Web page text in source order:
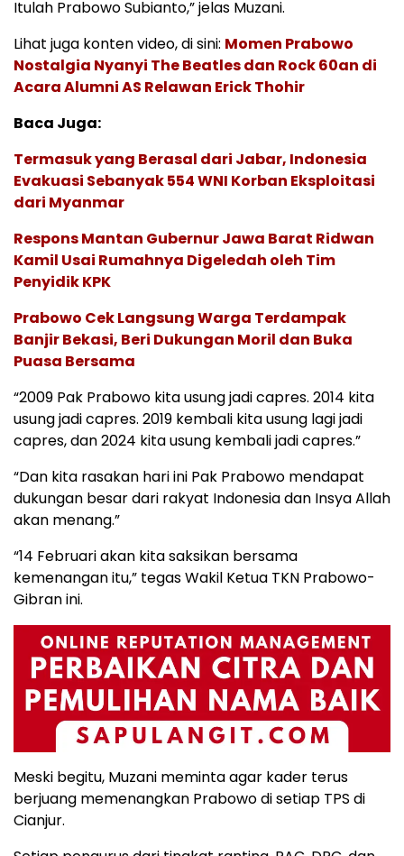
Itulah Prabowo Subianto,” jelas Muzani.
Lihat juga konten video, di sini: Momen Prabowo
Nostalgia Nyanyi The Beatles dan Rock 60an di
Acara Alumni AS Relawan Erick Thohir
Baca Juga:
Termasuk yang Berasal dari Jabar, Indonesia
Evakuasi Sebanyak 554 WNI Korban Eksploitasi
dari Myanmar
Respons Mantan Gubernur Jawa Barat Ridwan
Kamil Usai Rumahnya Digeledah oleh Tim
Penyidik KPK
Prabowo Cek Langsung Warga Terdampak
Banjir Bekasi, Beri Dukungan Moril dan Buka
Puasa Bersama
“2009 Pak Prabowo kita usung jadi capres. 2014 kita
usung jadi capres. 2019 kembali kita usung lagi jadi
capres, dan 2024 kita usung kembali jadi capres.”
“Dan kita rasakan hari ini Pak Prabowo mendapat
dukungan besar dari rakyat Indonesia dan Insya Allah
akan menang.”
“14 Februari akan kita saksikan bersama
kemenangan itu,” tegas Wakil Ketua TKN Prabowo-
Gibran ini.
Meski begitu, Muzani meminta agar kader terus
berjuang memenangkan Prabowo di setiap TPS di
Cianjur.